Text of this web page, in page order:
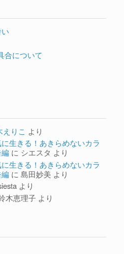
合について
えりこ より
に生きる！あきらめないカラ
に シエスタ より
に生きる！あきらめないカラ
に 島田妙美 より
より
木恵理子より